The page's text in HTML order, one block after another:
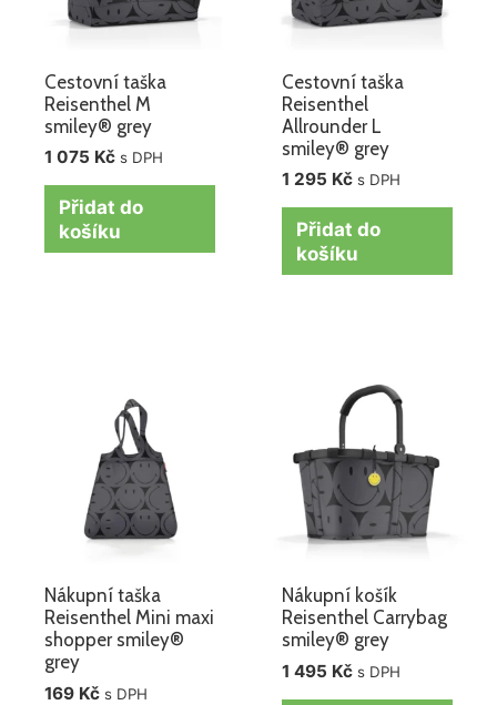
Cestovní taška
Reisenthel M
smiley® grey
1 075 Kč s DPH
Přidat do
košíku
Cestovní taška
Reisenthel
Allrounder L
smiley® grey
1 295 Kč s DPH
Přidat do
košíku
Nákupní taška
Reisenthel Mini maxi
shopper smiley®
grey
169 Kč s DPH
Nákupní košík
Reisenthel Carrybag
smiley® grey
1 495 Kč s DPH